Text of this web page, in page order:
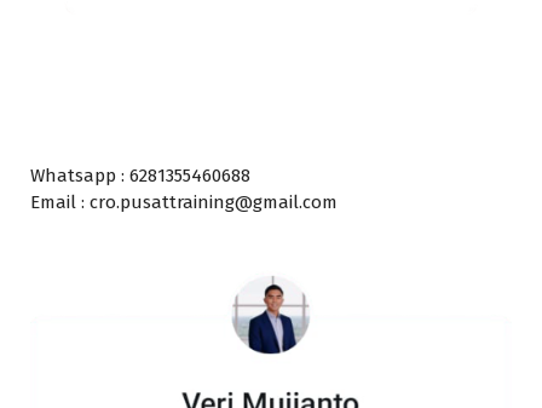
Whatsapp : 6281355460688
Email : cro.pusattraining@gmail.com